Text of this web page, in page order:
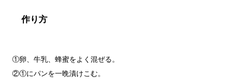
作り方
①卵、牛乳、蜂蜜をよく混ぜる。
②①にパンを一晩漬けこむ。